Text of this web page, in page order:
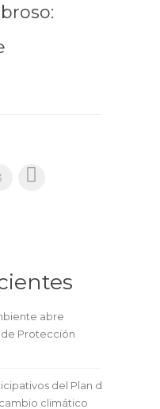
abre
Protección
del Plan de
climático